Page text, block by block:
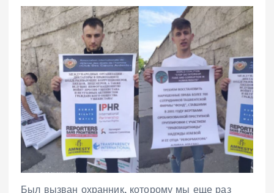
Был вызван охранник, которому мы еще раз